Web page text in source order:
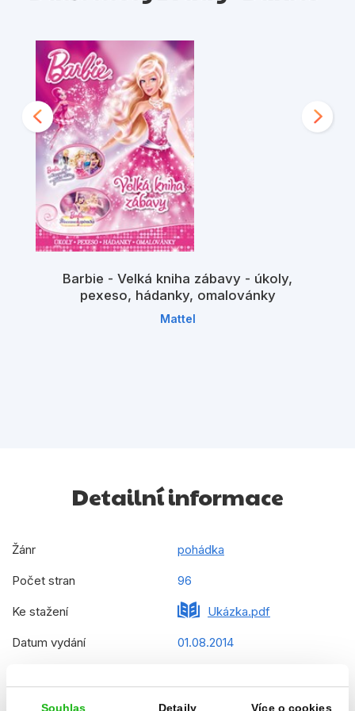
Souhlas Detaily Více o cookies
Barbie - Velká kniha zábavy - úkoly,
pexeso, hádanky, omalovánky
Mattel
Detailní informace
Žánr pohádka
Počet stran 96
Ke stažení Ukázka.pdf
Datum vydání 01.08.2014
Hmotnost 0,58 kg